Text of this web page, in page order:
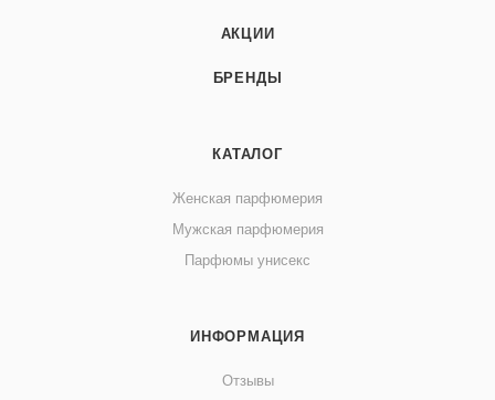
АКЦИИ
БРЕНДЫ
КАТАЛОГ
Женская парфюмерия
Мужская парфюмерия
Парфюмы унисекс
ИНФОРМАЦИЯ
Отзывы